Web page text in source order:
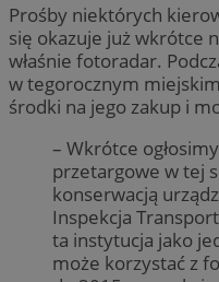
Prośby niektórych
się okazuje już wkrótce
właśnie fotoradar.
w tegorocznym
środki na jego zakup i
– Wkrótce
przetargowe w tej
konserwacją
Inspekcja
ta instytucja jako
może korzystać z